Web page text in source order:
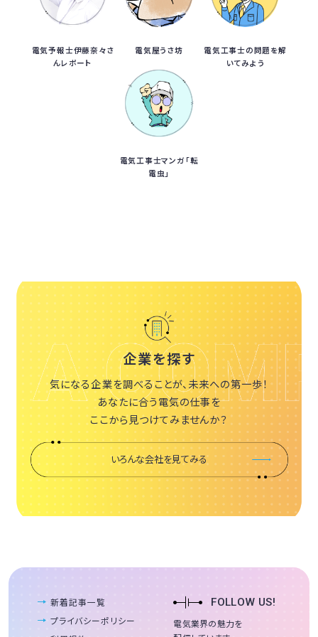
電気予報士伊藤奈々さ
んレポート
電気屋うさ坊
電気工事士の問題を解
いてみよう
電気工事士マンガ「転
電虫」
企業を探す
気になる企業を調べることが、未来への第一歩！
あなたに合う電気の仕事を
ここから見つけてみませんか？
いろんな会社を見てみる
新着記事一覧
プライバシーポリシー
FOLLOW US!
電気業界の魅力を